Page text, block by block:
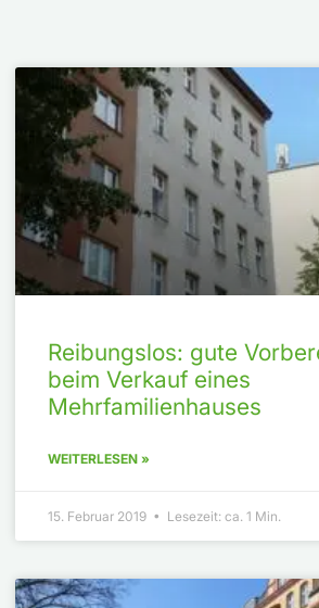
Reibungslos: gute
beim Verkauf eines
Mehrfamilienhauses
WEITERLESEN »
15. Februar 2019 • Lesezeit: ca. 1 Min.